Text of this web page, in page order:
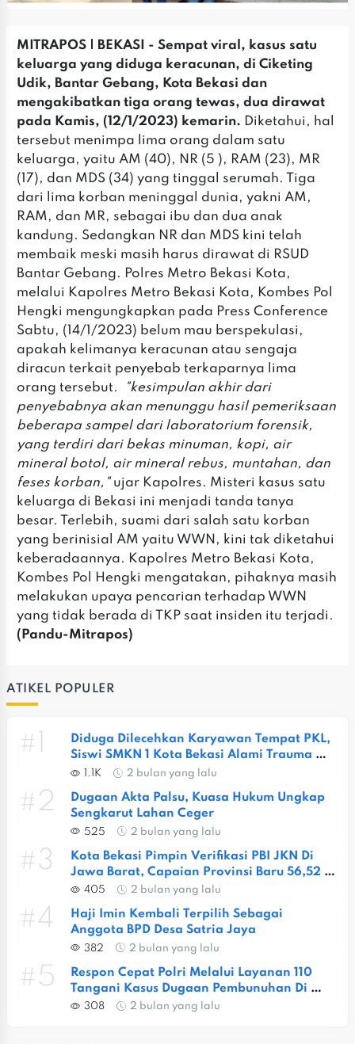
MITRAPOS | BEKASI - Sempat viral, kasus satu
keluarga yang diduga keracunan, di Ciketing
Udik, Bantar Gebang, Kota Bekasi dan
mengakibatkan tiga orang tewas, dua dirawat
pada Kamis, (12/1/2023) kemarin. Diketahui, hal
tersebut menimpa lima orang dalam satu
keluarga, yaitu AM (40), NR (5 ), RAM (23), MR
(17), dan MDS (34) yang tinggal serumah. Tiga
dari lima korban meninggal dunia, yakni AM,
RAM, dan MR, sebagai ibu dan dua anak
kandung. Sedangkan NR dan MDS kini telah
membaik meski masih harus dirawat di RSUD
Bantar Gebang. Polres Metro Bekasi Kota,
melalui Kapolres Metro Bekasi Kota, Kombes Pol
Hengki mengungkapkan pada Press Conference
Sabtu, (14/1/2023) belum mau berspekulasi,
apakah kelimanya keracunan atau sengaja
diracun terkait penyebab terkaparnya lima
orang tersebut.
"kesimpulan akhir dari
penyebabnya akan menunggu hasil pemeriksaan
beberapa sampel dari laboratorium forensik,
yang terdiri dari bekas minuman, kopi, air
mineral botol, air mineral rebus, muntahan, dan
feses korban,"ujar Kapolres. Misteri kasus satu
keluarga di Bekasi ini menjadi tanda tanya
besar. Terlebih, suami dari salah satu korban
yang berinisial AM yaitu WWN, kini tak diketahui
keberadaannya. Kapolres Metro Bekasi Kota,
Kombes Pol Hengki mengatakan, pihaknya masih
melakukan upaya pencarian terhadap WWN
yang tidak berada di TKP saat insiden itu terjadi.
(Pandu-Mitrapos)
ATIKEL POPULER
#1
Diduga Dilecehkan Karyawan Tempat PKL,
Siswi SMKN 1 Kota Bekasi Alami Trauma
Berat
1.1K 2 bulan yang lalu
#2
Dugaan Akta Palsu, Kuasa Hukum Ungkap
Sengkarut Lahan Ceger
525 2 bulan yang lalu
#3
Kota Bekasi Pimpin Verifikasi PBI JKN Di
Jawa Barat, Capaian Provinsi Baru 56,52
Persen
405 2 bulan yang lalu
#4
Haji Imin Kembali Terpilih Sebagai
Anggota BPD Desa Satria Jaya
382 2 bulan yang lalu
#5
Respon Cepat Polri Melalui Layanan 110
Tangani Kasus Dugaan Pembunuhan Di
Jatiasih
308 2 bulan yang lalu